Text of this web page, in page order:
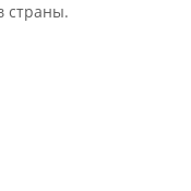
страны.